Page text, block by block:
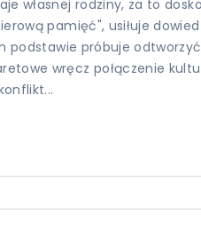
własnej rodziny, za to
pamięć", usiłuje
podstawie próbuje
wręcz połączenie kultu